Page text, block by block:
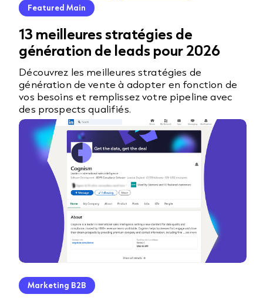
Featured Main
13 meilleures stratégies de
génération de leads pour 2026
Découvrez les meilleures stratégies de
génération de vente à adopter en fonction de
vos besoins et remplissez votre pipeline avec
des prospects qualifiés.
Marketing B2B